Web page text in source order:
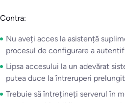
Contra:
Nu aveți acces la asistență
procesul de configurare a
Lipsa accesului la un adevărat
putea duce la întreruperi
Trebuie să întrețineți serverul în